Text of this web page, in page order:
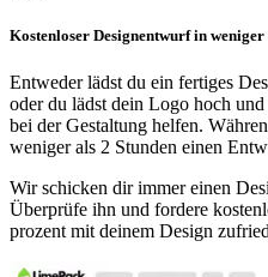
Kostenloser Designentwurf in weniger
Entweder lädst du ein fertiges
oder du lädst dein Logo hoch
bei der Gestaltung helfen.
weniger als 2 Stunden einen
Wir schicken dir immer einen
Überprüfe ihn und fordere
prozent mit deinem Design